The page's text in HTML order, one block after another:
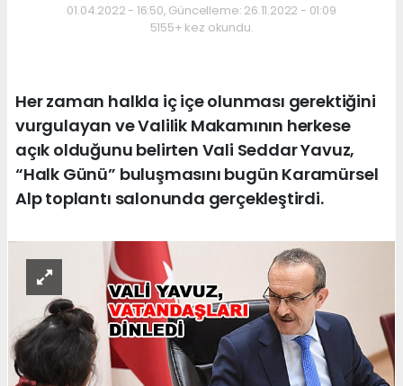
01.04.2022 - 16:50, Güncelleme: 26.11.2022 - 01:09
5155+ kez okundu.
Her zaman halkla iç içe olunması gerektiğini
vurgulayan ve Valilik Makamının herkese
açık olduğunu belirten Vali Seddar Yavuz,
“Halk Günü” buluşmasını bugün Karamürsel
Alp toplantı salonunda gerçekleştirdi.